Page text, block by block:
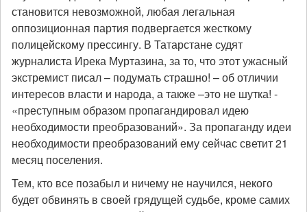
становится невозможной, любая легальная
оппозиционная партия подвергается жесткому
полицейскому прессингу. В Татарстане судят
журналиста Ирека Муртазина, за то, что этот ужасный
экстремист писал – подумать страшно! – об отличии
интересов власти и народа, а также –это не шутка! -
«преступным образом пропагандировал идею
необходимости преобразований». За пропаганду идеи
необходимости преобразований ему сейчас светит 21
месяц поселения.
Тем, кто все позабыл и ничему не научился, некого
будет обвинять в своей грядущей судьбе, кроме самих